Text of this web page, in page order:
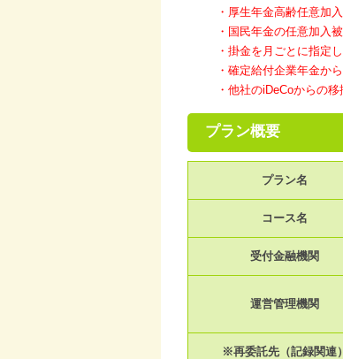
・厚生年金高齢任意加
・国民年金の任意加入
・掛金を月ごとに指定
・確定給付企業年金か
・他社のiDeCoからの移
プラン概要
プラン名
コース名
受付金融機関
運営管理機関
※再委託先（記録関連）